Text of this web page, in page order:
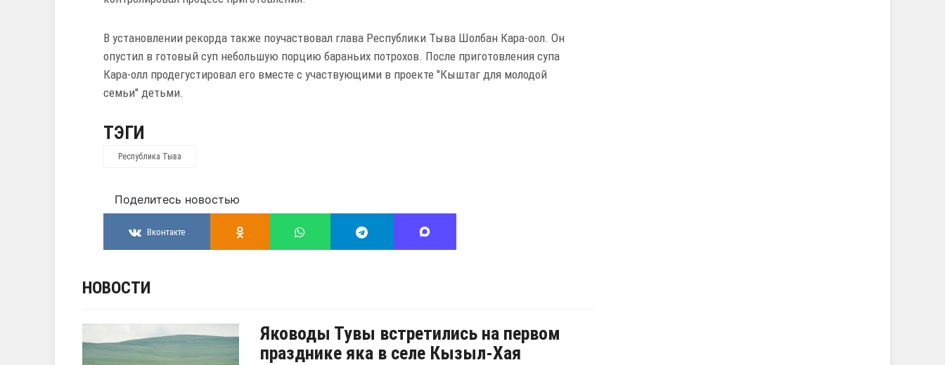
В установлении рекорда также поучаствовал глава Республики Тыва Шолбан Кара-оол. Он
опустил в готовый суп небольшую порцию бараньих потрохов. После приготовления супа
Кара-олл продегустировал его вместе с участвующими в проекте "Кыштаг для молодой
семьи" детьми.
ТЭГИ
Республика Тыва
Поделитесь новостью
Вконтакте
НОВОСТИ
Яководы Тувы встретились на первом
празднике яка в селе Кызыл-Хая